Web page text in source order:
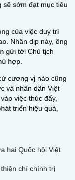
sẽ sớm đạt mục tiêu
của việc duy trì
Nhân dịp này, ông
gửi tới Chủ tịch
hợp.
cương vị nào cũng
và nhân dân Việt
việc thúc đẩy,
triển hiệu quả,
hai Quốc hội Việt
chí chính trị